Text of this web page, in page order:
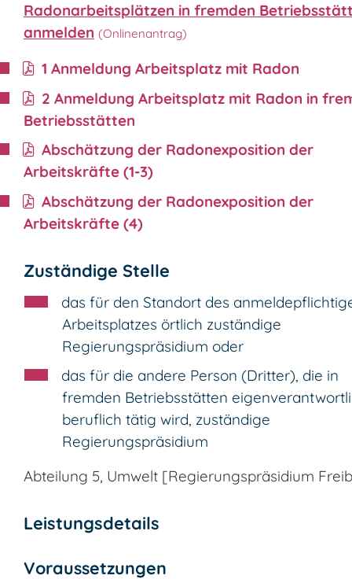
Radonarbeitsplätzen in fremden
anmelden
1 Anmeldung Arbeitsplatz mit Radon
2 Anmeldung Arbeitsplatz mit Radon in
Betriebsstätten
Abschätzung der Radonexposition der
Arbeitskräfte (1-3)
Abschätzung der Radonexposition der
Arbeitskräfte (4)
Zuständige Stelle
das für den Standort des
Arbeitsplatzes örtlich zuständige
Regierungspräsidium oder
das für die andere Person (Dritter), die in
fremden Betriebsstätten
beruflich tätig wird, zuständige
Regierungspräsidium
Abteilung 5, Umwelt [Regierungspräsidium
Leistungsdetails
Voraussetzungen